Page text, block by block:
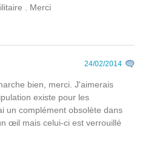
. Merci
24/02/2014
bien, merci. J'aimerais
existe pour les
un complément obsolète dans
œil mais celui-ci est verrouillé